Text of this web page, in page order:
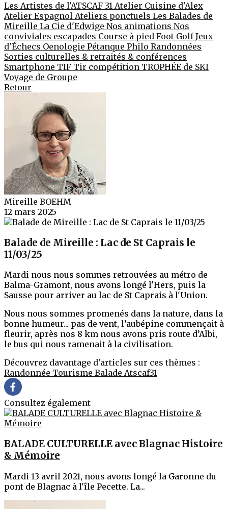
Les Artistes de l'ATSCAF 31 Atelier Cuisine d'Alex
Atelier Espagnol Ateliers ponctuels Les Balades de
Mireille La Cie d'Edwige Nos animations Nos
conviviales escapades Course à pied Foot GolfJeux
d'Échecs Oenologie Pétanque Philo Randonnées
Sorties culturelles & retraités & conférences
Smartphone TIF Tir compétition TROPHÉE de SKI
Voyage de Groupe
Retour
Mireille BOEHM
12 mars 2025
Balade de Mireille : Lac de St Caprais le
11/03/25
Mardi nous nous sommes retrouvées au métro de
Balma-Gramont, nous avons longé l'Hers, puis la
Sausse pour arriver au lac de St Caprais à l'Union.
Nous nous sommes promenés dans la nature, dans la
bonne humeur... pas de vent, l’aubépine commençait à
fleurir, après nos 8 km nous avons pris route d’Albi,
le bus qui nous ramenait à la civilisation.
Découvrez davantage d'articles sur ces thèmes :
Randonnée Tourisme Balade Atscaf31
Consultez également
BALADE CULTURELLE avec Blagnac Histoire
& Mémoire
Mardi 13 avril 2021, nous avons longé la Garonne du
pont de Blagnac à l'île Pecette. La...